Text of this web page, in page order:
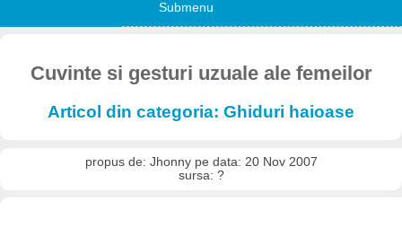
Submenu
Cuvinte si gesturi uzuale ale femeilor
Articol din categoria: Ghiduri haioase
propus de: Jhonny pe data: 20 Nov 2007
sursa: ?